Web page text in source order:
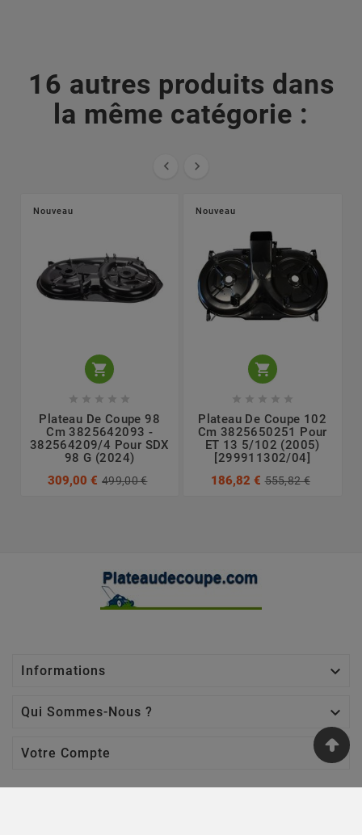
16 autres produits dans
la même catégorie :
 
Nouveau

    
Plateau De Coupe 98
Cm 3825642093 -
382564209/4 Pour SDX
98 G (2024)
309,00 € 499,00 €
Nouveau

    
Plateau De Coupe 102
Cm 3825650251 Pour
ET 13 5/102 (2005)
[299911302/04]
186,82 € 555,82 €
Informations 
Qui Sommes-Nous ? 
Votre Compte 